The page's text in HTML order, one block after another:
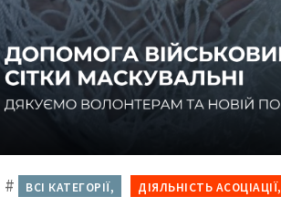
# ВСІ КАТЕГОРІЇ, ДІЯЛЬНІСТЬ АСОЦІАЦІЇ,